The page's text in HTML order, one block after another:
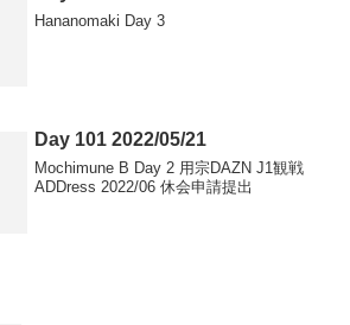
Hananomaki Day 3
Day 101 2022/05/21
Mochimune B Day 2 用宗DAZN J1観戦
ADDress 2022/06 休会申請提出